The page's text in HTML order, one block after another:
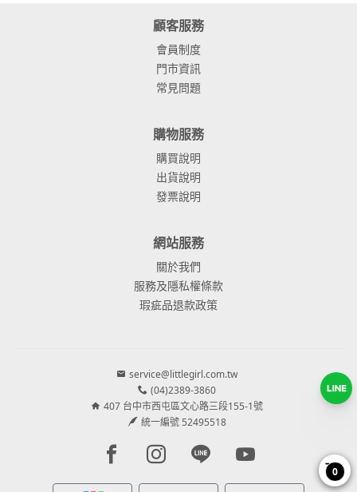
顧客服務
會員制度
門市資訊
常見問題
購物服務
購買說明
出貨說明
發票說明
網站服務
關於我們
服務及隱私權條款
瑕疵品退款政策
service@littlegirl.com.tw
(04)2389-3860
407 台中市西屯區文心路三段155-1號
統一編號 52495518
Facebook page
Instagram page
Line pageYoutube page
0